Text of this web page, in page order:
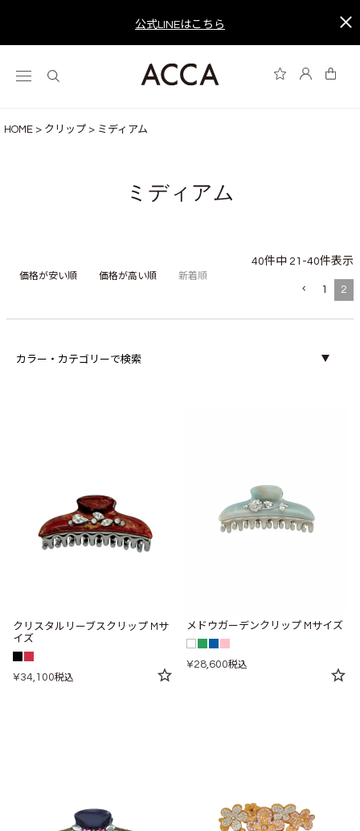
公式LINEはこちら
HOME クリップ ミディアム
ミディアム
価格が安い順 価格が高い順 新着順
40件中 21 -40件表示
1 2
カラー・カテゴリーで検索
クリスタルリーブスクリップ Mサ
イズ
¥34,100税込
メドウガーデンクリップ Mサイズ
¥28,600税込